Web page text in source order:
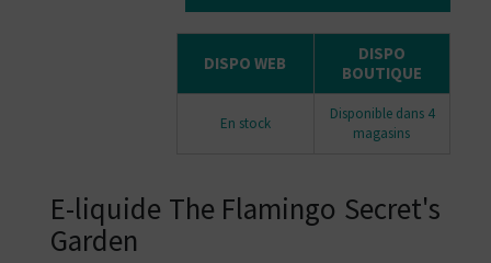
DISPO WEB
DISPO
BOUTIQUE
En stock
Disponible dans 4
magasins
E-liquide The Flamingo Secret's
Garden